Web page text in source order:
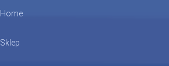
Home
Sklep